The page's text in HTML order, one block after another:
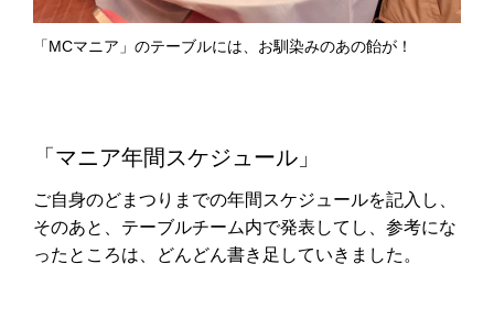
「MCマニア」のテーブルには、お馴染みのあの飴が！
「マニア年間スケジュール」
ご自身のどまつりまでの年間スケジュールを記入し、
そのあと、テーブルチーム内で発表してし、参考にな
ったところは、どんどん書き足していきました。